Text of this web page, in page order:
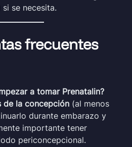
se necesita.
frecuentes
a tomar Prenatalin?
de la concepción (al menos
durante embarazo y
importante tener
periconcepcional.